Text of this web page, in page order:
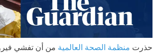
حذرت منظمة الصحة العالمية من أن تفشي